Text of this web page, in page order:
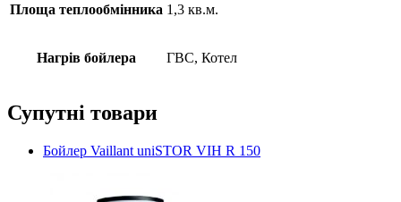
Площа теплообмінника 1,3 кв.м.
Нагрів бойлера ГВС, Котел
Супутні товари
Бойлер Vaillant uniSTOR VIH R 150